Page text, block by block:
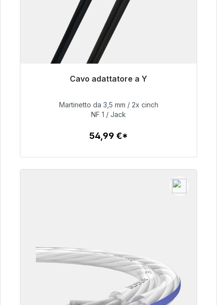
Cavo adattatore a Y
Pronto per la spedizione immediata, tempo di
54,99 €
Martinetto da 3,5 mm / 2x cinch
NF 1 / Jack
54,99 €*